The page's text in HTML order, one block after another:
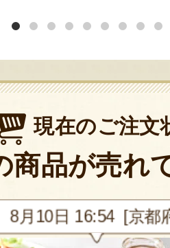
現在のご注文
商品が売れ
8月10日 16:54 [京都